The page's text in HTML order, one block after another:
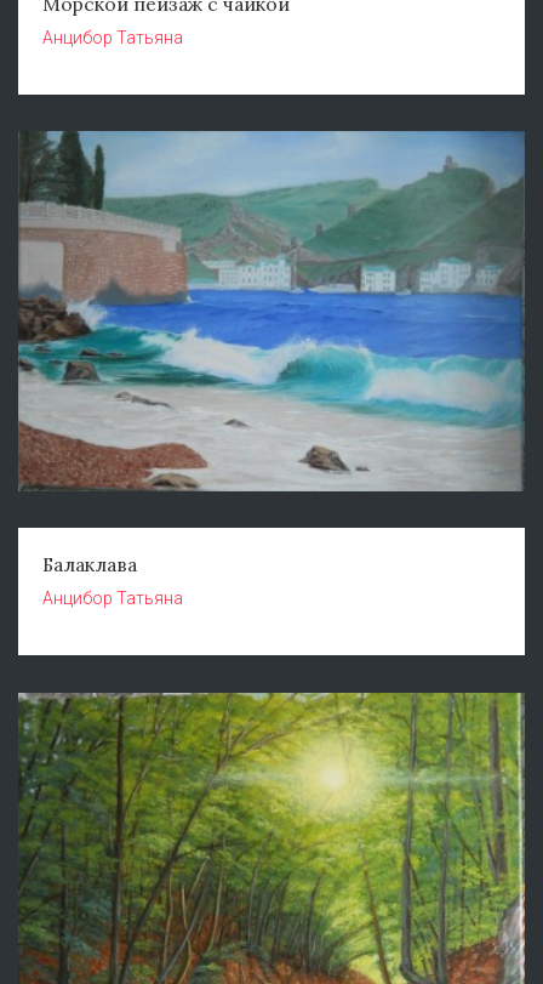
Анцибор Татьяна
Балаклава
Анцибор Татьяна